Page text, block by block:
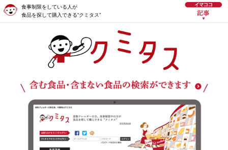
食事制限をしている人が
食品を探して購入できる“クミタス”